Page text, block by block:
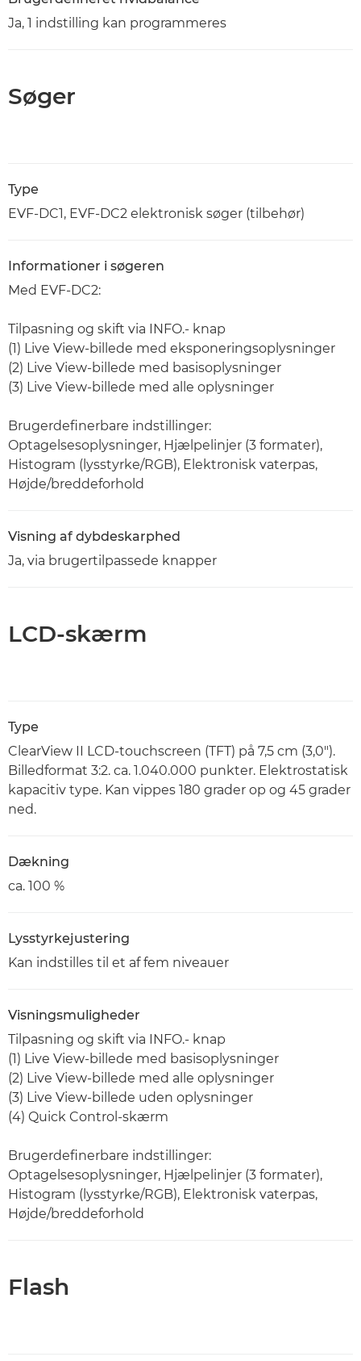
Ja, 1 indstilling kan programmeres
Søger
Type
EVF-DC1, EVF-DC2 elektronisk søger (tilbehør)
Informationer i søgeren
Med EVF-DC2:
Tilpasning og skift via INFO.- knap
(1) Live View-billede med eksponeringsoplysninger
(2) Live View-billede med basisoplysninger
(3) Live View-billede med alle oplysninger
Brugerdefinerbare indstillinger:
Optagelsesoplysninger, Hjælpelinjer (3 formater),
Histogram (lysstyrke/RGB), Elektronisk vaterpas,
Højde/breddeforhold
Visning af dybdeskarphed
Ja, via brugertilpassede knapper
LCD-skærm
Type
ClearView II LCD-touchscreen (TFT) på 7,5 cm (3,0").
Billedformat 3:2. ca. 1.040.000 punkter. Elektrostatisk
kapacitiv type. Kan vippes 180 grader op og 45 grader
ned.
Dækning
ca. 100 %
Lysstyrkejustering
Kan indstilles til et af fem niveauer
Visningsmuligheder
Tilpasning og skift via INFO.- knap
(1) Live View-billede med basisoplysninger
(2) Live View-billede med alle oplysninger
(3) Live View-billede uden oplysninger
(4) Quick Control-skærm
Brugerdefinerbare indstillinger:
Optagelsesoplysninger, Hjælpelinjer (3 formater),
Histogram (lysstyrke/RGB), Elektronisk vaterpas,
Højde/breddeforhold
Flash